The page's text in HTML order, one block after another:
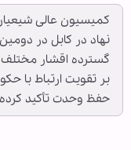
کمیسیون عالی
نهاد در کابل در
گسترده اقشار مختلف
بر تقویت ارتباط با
حفظ وحدت تأکید